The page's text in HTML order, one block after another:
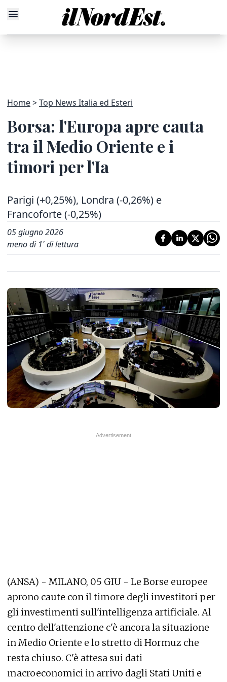
Home Top News Italia ed Esteri
Borsa: l'Europa apre cauta
tra il Medio Oriente e i
timori per l'Ia
Parigi (+0,25%), Londra (-0,26%) e
Francoforte (-0,25%)
05 giugno 2026
meno di 1' di lettura
(ANSA) - MILANO, 05 GIU - Le Borse europee
aprono caute con il timore degli investitori per
gli investimenti sull'intelligenza artificiale. Al
centro dell'attenzione c'è ancora la situazione
in Medio Oriente e lo stretto di Hormuz che
resta chiuso. C'è attesa sui dati
macroeconomici in arrivo dagli Stati Uniti e